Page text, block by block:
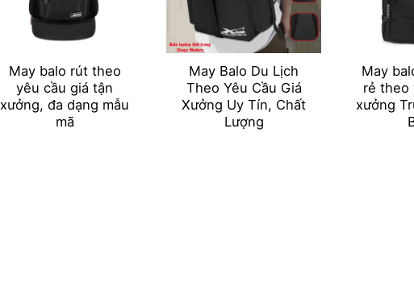
May balo rút theo
yêu cầu giá tận
xưởng, đa dạng mẫu
mã
May Balo Du Lịch
Theo Yêu Cầu Giá
Xưởng Uy Tín, Chất
Lượng
May
rẻ theo
xưởng